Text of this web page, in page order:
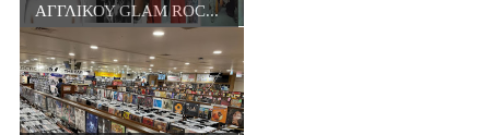
ΑΓΓΛΙΚΟΥ GLAM ROC...